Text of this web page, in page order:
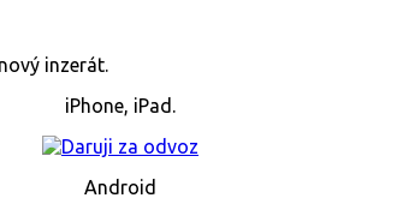
inzerát.
iPhone, iPad.
Android